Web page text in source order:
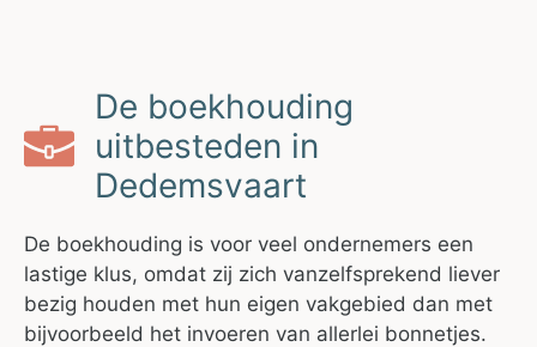
De boekhouding
uitbesteden in
Dedemsvaart
De boekhouding is voor veel ondernemers een
lastige klus, omdat zij zich vanzelfsprekend liever
bezig houden met hun eigen vakgebied dan met
bijvoorbeeld het invoeren van allerlei bonnetjes.